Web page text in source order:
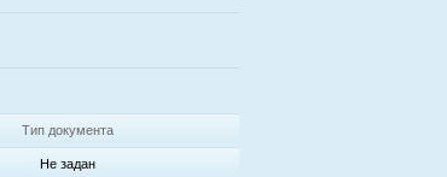
Тип документа
Не задан